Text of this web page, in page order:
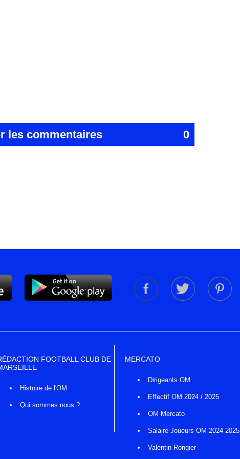
les commentaires 0
FOOTBALL CLUB DE
Histoire de l'OM
Qui sommes nous ?
MERCATO
Dirigeants OM
Effectif OM 2024 / 2025
OM Mercato
Salaire Joueurs OM 2024 2025
Valentin Rongier